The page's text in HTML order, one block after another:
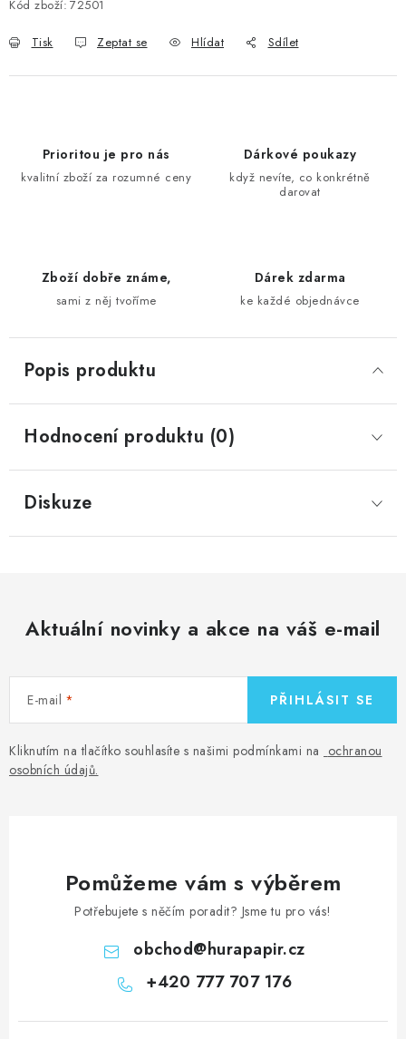
Kód zboží: 72501
Tisk Zeptat se Hlídat Sdílet
Prioritou je pro nás
kvalitní zboží za rozumné ceny
Dárkové poukazy
když nevíte, co konkrétně
darovat
Zboží dobře známe,
sami z něj tvoříme
Dárek zdarma
ke každé objednávce
Popis produktu
Hodnocení produktu (0)
Diskuze
Aktuální novinky a akce na váš e-mail
E-mail
Kliknutím na tlačítko souhlasíte s našimi podmínkami na ochranou
osobních údajů.
PŘIHLÁSIT SE
Pomůžeme vám s výběrem
Potřebujete s něčím poradit? Jsme tu pro vás!
obchod@hurapapir.cz
+420 777 707 176